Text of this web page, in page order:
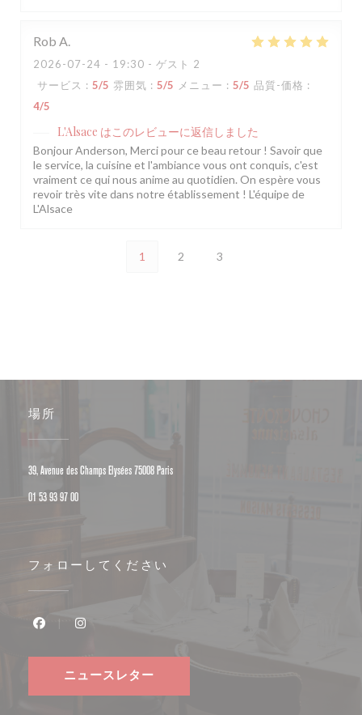
Rob A
2026-07-24 - 19:30 - ゲスト 2
サービス : 5/5 雰囲気 : 5/5 メニュー : 5/5 品質-価格 :
4/5
L'Alsace はこのレビューに返信しました
Bonjour Anderson, Merci pour ce beau retour ! Savoir que
le service, la cuisine et l'ambiance vous ont conquis, c'est
vraiment ce qui nous anime au quotidien. On espère vous
revoir très vite dans notre établissement ! L'équipe de
L'Alsace
1 2 3
場所
39, Avenue des Champs Elysées 75008 Paris((新しいウィンドウで開きます))
01 53 93 97 00
フォローしてください
ニュースレター